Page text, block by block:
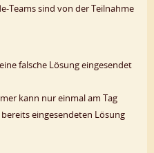
Teams sind von der Teilnahme
falsche Lösung eingesendet
kann nur einmal am Tag
eingesendeten Lösung